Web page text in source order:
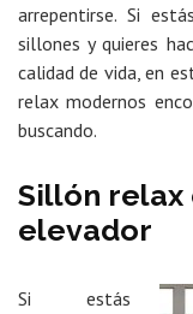
arrepentirse. Si
sillones y quieres
calidad de vida, en
relax modernos
buscando.
Sillón relax
elevador
Si estás